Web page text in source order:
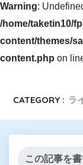
Warning:
/home/taketin10/
content/themes/
content.php on
CATEGORY : ラ
この記事を